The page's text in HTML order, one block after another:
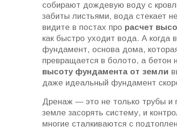
собирают дождевую воду с
забиты листьями, вода стекает
видите в постах про расчет
как быстро уходит вода. А когда
фундамент, основа дома,
превращается в болото, а бетон
высоту фундамента от земли
даже идеальный фундамент
Дренаж — это не только трубы и
земле засорять систему, и
многие сталкиваются с